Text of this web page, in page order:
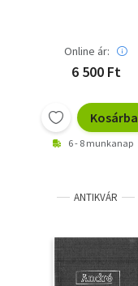
Online ár:
6 500 Ft
Kosárba
6 - 8 munkanap
ANTIKVÁR